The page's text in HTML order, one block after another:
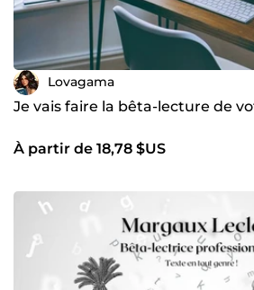
Lovagama
Je vais faire la bêta-lecture de
À partir de 18,78 $US